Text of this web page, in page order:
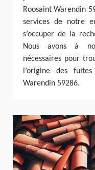
Roosaint Warendin
services de notre
s’occuper de la
Nous avons à
nécessaires pour
l’origine des
Warendin 59286.